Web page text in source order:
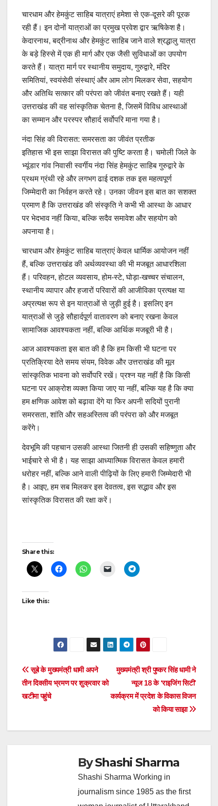
चारधाम और हेमकुंट साहिब यात्राएं हमेशा से एक-दूसरे की पूरक
रही हैं। इन दोनों यात्राओं का प्रमुख प्रवेश द्वार ऋषिकेश है।
केदारनाथ, बद्रीनाथ और हेमकुंट साहिब जाने वाले श्रद्धालु यात्रा
के बड़े हिस्से में एक ही मार्ग और एक जैसी सुविधाओं का उपयोग
करते हैं। यात्रा मार्ग पर स्थानीय समुदाय, गुरुद्वारे, मंदिर
समितियां, स्वयंसेवी संस्थाएं और आम लोग मिलकर सेवा, सहयोग
और अतिथि सत्कार की परंपरा को जीवंत बनाए रखते हैं। यही
उत्तराखंड की वह सांस्कृतिक चेतना है, जिसमें विविध आस्थाओं
का सम्मान और परस्पर सौहार्द सर्वोपरि माना गया है।
नंदा सिंह की विरासत: समरसता का जीवंत प्रतीक
इतिहास भी इस साझा विरासत की पुष्टि करता है। चमोली जिले के
भ्यूंडार गांव निवासी स्वर्गीय नंदा सिंह हेमकुंट साहिब गुरुद्वारे के
प्रथम ग्रंथी रहे और लगभग ढाई दशक तक इस महत्वपूर्ण
जिम्मेदारी का निर्वहन करते रहे। उनका जीवन इस बात का सशक्त
प्रमाण है कि उत्तराखंड की संस्कृति ने कभी भी आस्था के आधार
पर भेदभाव नहीं किया, बल्कि सदैव समावेश और सहयोग को
अपनाया है।
चारधाम और हेमकुंट साहिब यात्राएं केवल धार्मिक आयोजन नहीं
हैं, बल्कि उत्तराखंड की अर्थव्यवस्था की भी मजबूत आधारशिला
हैं। परिवहन, होटल व्यवसाय, होम-स्टे, घोड़ा-खच्चर संचालन,
स्थानीय व्यापार और हजारों परिवारों की आजीविका प्रत्यक्ष या
अप्रत्यक्ष रूप से इन यात्राओं से जुड़ी हुई है। इसलिए इन
यात्राओं से जुड़े सौहार्दपूर्ण वातावरण को बनाए रखना केवल
सामाजिक आवश्यकता नहीं, बल्कि आर्थिक मजबूरी भी है।
आज आवश्यकता इस बात की है कि हम किसी भी घटना पर
प्रतिक्रिया देते समय संयम, विवेक और उत्तराखंड की मूल
सांस्कृतिक भावना को सर्वोपरि रखें। प्रश्न यह नहीं है कि किसी
घटना पर आक्रोश व्यक्त किया जाए या नहीं, बल्कि यह है कि क्या
हम क्षणिक आवेश को बढ़ावा देंगे या फिर अपनी सदियों पुरानी
समरसता, शांति और सहअस्तित्व की परंपरा को और मजबूत
करेंगे।
देवभूमि की पहचान उसकी आस्था जितनी ही उसकी सहिष्णुता और
भाईचारे से भी है। यह साझा आध्यात्मिक विरासत केवल हमारी
धरोहर नहीं, बल्कि आने वाली पीढ़ियों के लिए हमारी जिम्मेदारी भी
है। आइए, हम सब मिलकर इस देवतत्व, इस सद्भाव और इस
सांस्कृतिक विरासत की रक्षा करें।
Post
navigation
Share this:
Like this:
Post
navigation
मुख्यमंत्री श्री पुष्कर सिंह धामी ने
न्यूज 18 के ‘राइजिंग सिटी’
कार्यक्रम में प्रदेश के विकास विजन
को किया साझा
सूबे के मुख्यमंत्री धामी अपने
तीन दिवसीय भ्रमण पर शुक्रवार को
खटीमा पहुंचे
ByShashi Sharma
Shashi Sharma Working in
journalism since 1985 as the first